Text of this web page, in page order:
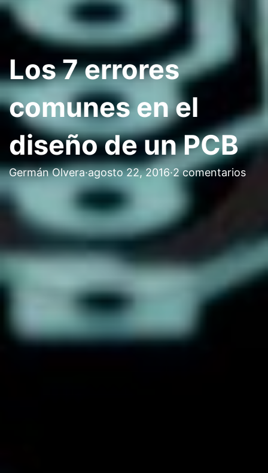
Los 7 errores
comunes en el
diseño de un PCB
Germán Olvera·agosto 22, 2016·2 comentarios